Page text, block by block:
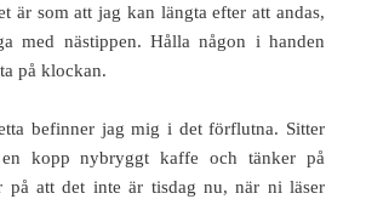
är som att jag kan längta efter att andas,
med nästippen. Hålla någon i handen
på klockan.
befinner jag mig i det förflutna. Sitter
kopp nybryggt kaffe och tänker på
på att det inte är tisdag nu, när ni läser